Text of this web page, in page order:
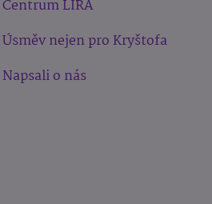
Centrum LIRA
Úsměv nejen pro Kryštofa
Napsali o nás